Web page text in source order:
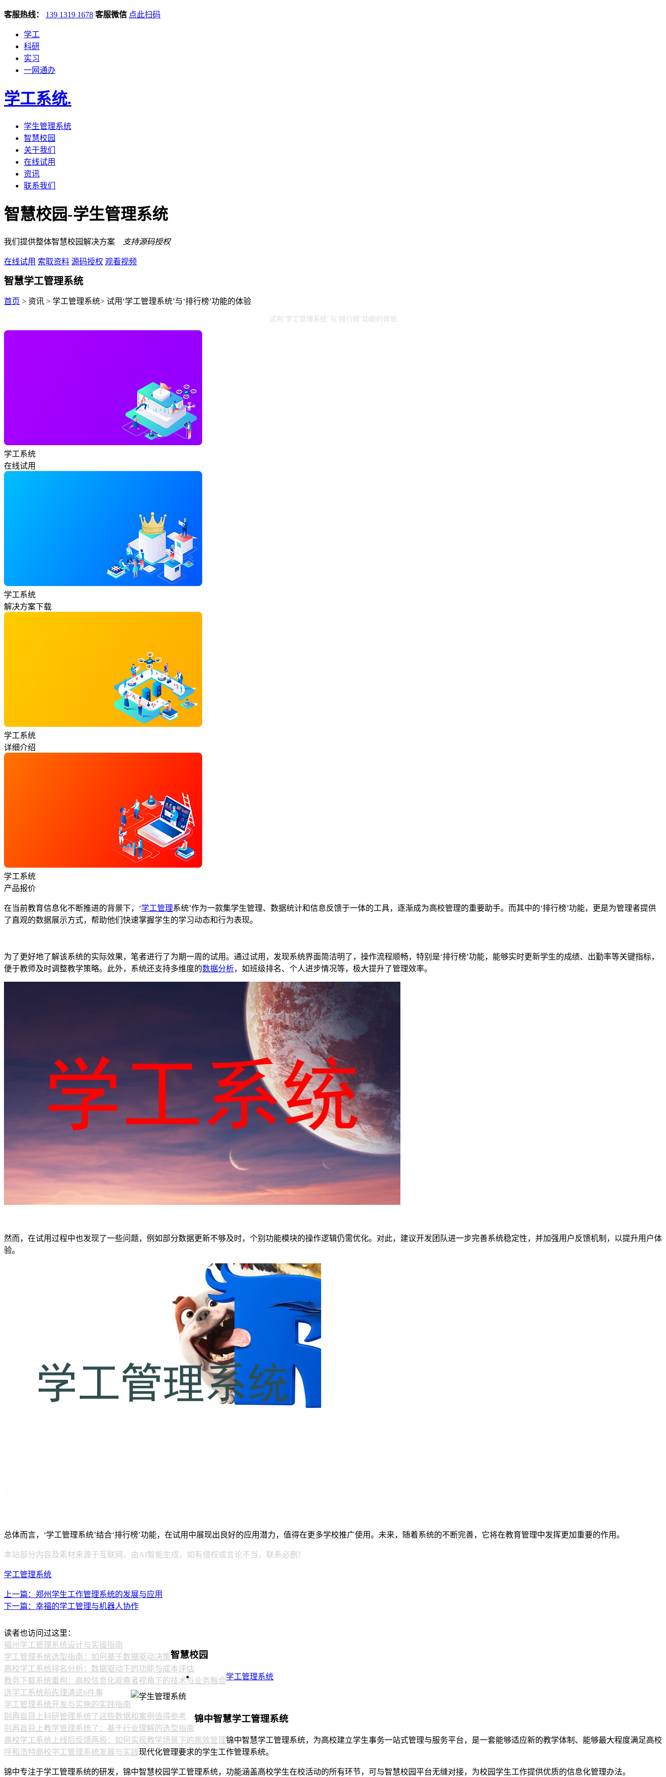
客服热线： 139 1319 1678 客服微信 点此扫码
学工
科研
实习
一网通办
学工系统.
学生管理系统
智慧校园
关于我们
在线试用
资讯
联系我们
智慧校园-学生管理系统
我们提供整体智慧校园解决方案 支持源码授权
在线试用 索取资料 源码授权 观看视频
智慧学工管理系统
首页 > 资讯 > 学工管理系统> 试用‘学工管理系统’与‘排行榜’功能的体验
试用‘学工管理系统’与‘排行榜’功能的体验
学工系统
在线试用
学工系统
解决方案下载
学工系统
详细介绍
学工系统
产品报价
在当前教育信息化不断推进的背景下，‘学工管理系统’作为一款集学生管理、数据统计和信息反馈于一体的工具，逐渐成为高校管理的重要助手。而其中的‘排行榜’功能，更是为管理者提供
了直观的数据展示方式，帮助他们快速掌握学生的学习动态和行为表现。
为了更好地了解该系统的实际效果，笔者进行了为期一周的试用。通过试用，发现系统界面简洁明了，操作流程顺畅，特别是‘排行榜’功能，能够实时更新学生的成绩、出勤率等关键指标，
便于教师及时调整教学策略。此外，系统还支持多维度的数据分析，如班级排名、个人进步情况等，极大提升了管理效率。
然而，在试用过程中也发现了一些问题，例如部分数据更新不够及时，个别功能模块的操作逻辑仍需优化。对此，建议开发团队进一步完善系统稳定性，并加强用户反馈机制，以提升用户体
验。
总体而言，‘学工管理系统’结合‘排行榜’功能，在试用中展现出良好的应用潜力，值得在更多学校推广使用。未来，随着系统的不断完善，它将在教育管理中发挥更加重要的作用。
本站部分内容及素材来源于互联网，由AI智能生成，如有侵权或言论不当，联系必删！
学工管理系统
上一篇：郑州学生工作管理系统的发展与应用
下一篇：幸福的学工管理与机器人协作
读者也访问过这里：
福州学工管理系统设计与实操指南
学工管理系统选型指南：如何基于数据驱动决策
高校学工系统排名分析：数据驱动下的功能与成本评估
教务下载系统重构：高校信息化观察者视角下的技术与业务融合
选学工系统前先理清这6件事
学工管理系统开发与实施的实践指南
别再盲目上科研管理系统了这些数据和案例值得参考
别再盲目上教学管理系统了：基于行业理解的选型指南
高校学工系统上线后反馈两极：如何实现教学场景下的高效管理
呼和浩特高校学工管理系统发展与实践
智慧校园
学工管理系统
锦中智慧学工管理系统
锦中智慧学工管理系统，为高校建立学生事务一站式管理与服务平台，是一套能够适应新的教学体制、能够最大程度满足高校
现代化管理要求的学生工作管理系统。
锦中专注于学工管理系统的研发，锦中智慧校园学工管理系统，功能涵盖高校学生在校活动的所有环节，可与智慧校园平台无缝对接，为校园学生工作提供优质的信息化管理办法。